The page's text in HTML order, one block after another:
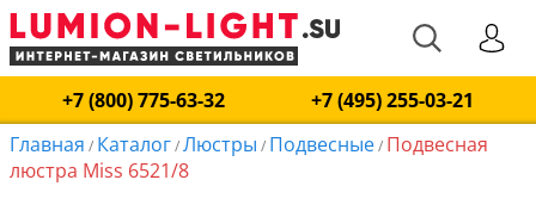
+7 (800) 775-63-32
+7 (495) 255-03-21
Главная / Каталог/Люстры / Подвесные/ Подвесная
люстра Miss 6521/8